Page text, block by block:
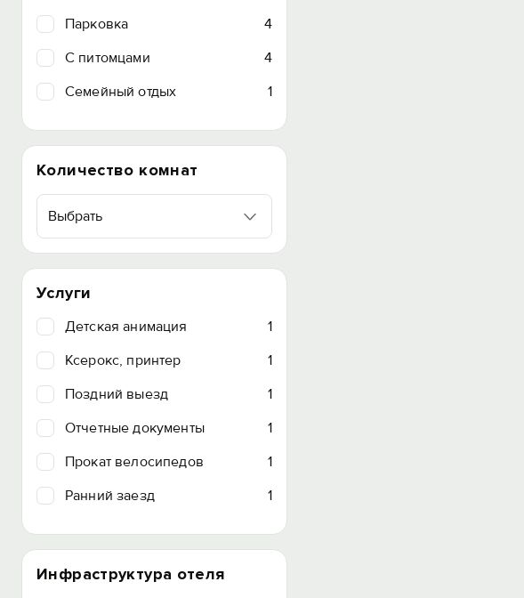
Парковка
4
C питомцами
4
Семейный отдых
1
Количество комнат
Выбрать
Услуги
Детская анимация
1
Ксерокс, принтер
1
Поздний выезд
1
Отчетные документы
1
Прокат велосипедов
1
Ранний заезд
1
Инфраструктура отеля